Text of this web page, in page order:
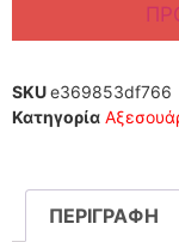
SKUe369853df766
Κατηγορία
ΠΕΡΙΓΡΑΦΉ